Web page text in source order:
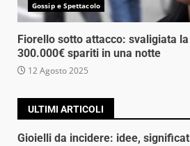
Gossip e Spettacolo
Fiorello sotto attacco: svaligiata
300.000€ spariti in una notte
12 Agosto 2025
ULTIMI ARTICOLI
Gioielli da incidere: idee,